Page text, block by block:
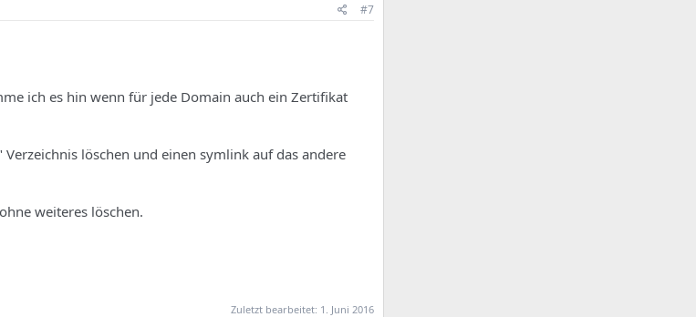
#7
ich es hin wenn für jede Domain auch ein Zertifikat
löschen und einen symlink auf das andere
weiteres löschen.
Zuletzt bearbeitet: 1. Juni 2016